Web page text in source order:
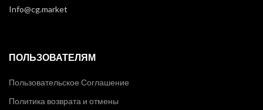
Info@cg.market
ПОЛЬЗОВАТЕЛЯМ
Пользовательское Соглашение
Политика возврата и отмены